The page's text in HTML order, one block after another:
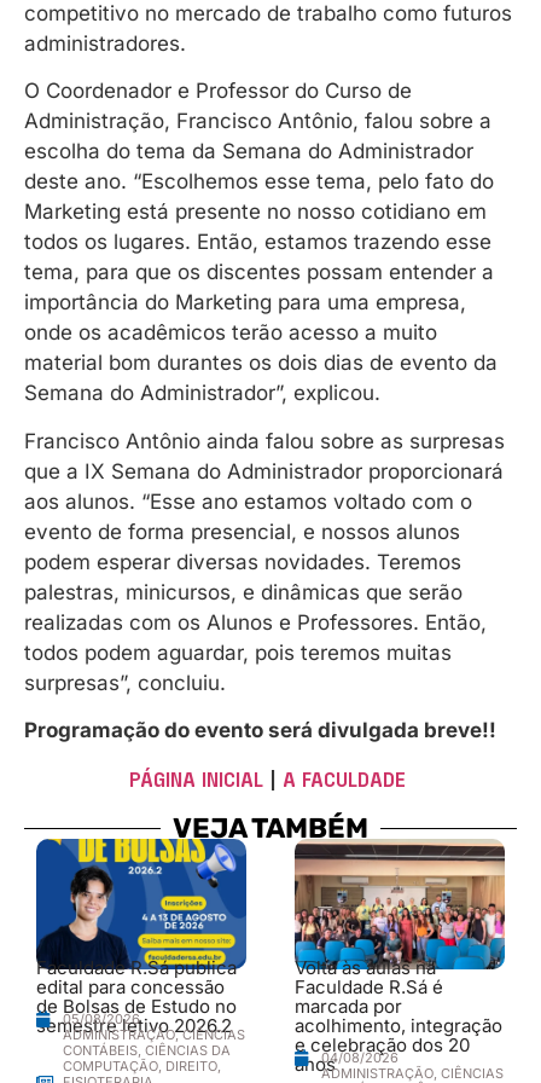
competitivo no mercado de trabalho como futuros
administradores.
O Coordenador e Professor do Curso de
Administração, Francisco Antônio, falou sobre a
escolha do tema da Semana do Administrador
deste ano. “Escolhemos esse tema, pelo fato do
Marketing está presente no nosso cotidiano em
todos os lugares. Então, estamos trazendo esse
tema, para que os discentes possam entender a
importância do Marketing para uma empresa,
onde os acadêmicos terão acesso a muito
material bom durantes os dois dias de evento da
Semana do Administrador”, explicou.
Francisco Antônio ainda falou sobre as surpresas
que a IX Semana do Administrador proporcionará
aos alunos. “Esse ano estamos voltado com o
evento de forma presencial, e nossos alunos
podem esperar diversas novidades. Teremos
palestras, minicursos, e dinâmicas que serão
realizadas com os Alunos e Professores. Então,
todos podem aguardar, pois teremos muitas
surpresas”, concluiu.
Programação do evento será divulgada breve!!
PÁGINA INICIAL A FACULDADE
VEJA TAMBÉM
Faculdade R.Sá publica
edital para concessão
de Bolsas de Estudo no
semestre letivo 2026.2
05/08/2026
ADMINISTRAÇÃO,CIÊNCIAS
CONTÁBEIS, CIÊNCIAS DA
COMPUTAÇÃO, DIREITO,
Volta às aulas na
Faculdade R.Sá é
marcada por
acolhimento, integração
e celebração dos 20
anos04/08/2026
ADMINISTRAÇÃO, CIÊNCIAS